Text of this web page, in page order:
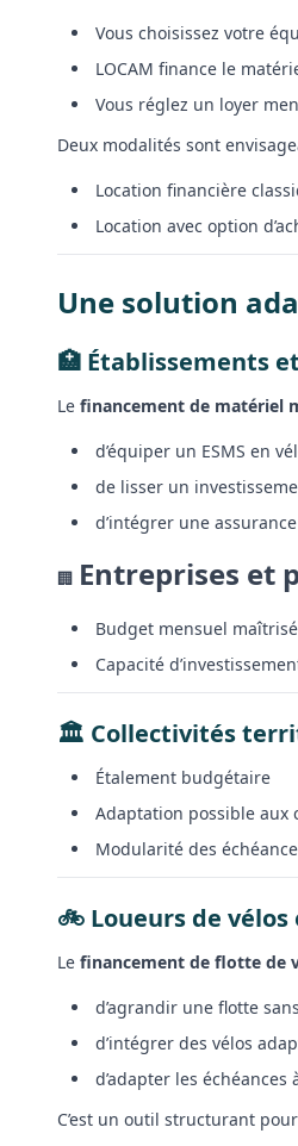
Vous choisissez votre
LOCAM finance le
Vous réglez un loyer
Deux modalités sont
Location financière
Location avec option
Une solution
🏥 Établissements
Le financement de matériel
d’équiper un ESMS en
de lisser un
d’intégrer une
🏢 Entreprises et
Budget mensuel maîtrisé
Capacité
🏛 Collectivités
Étalement budgétaire
Adaptation possible aux
Modularité des
🚲 Loueurs de
Le financement de flotte de
d’agrandir une flotte
d’intégrer des vélos
d’adapter les échéances
C’est un outil structurant